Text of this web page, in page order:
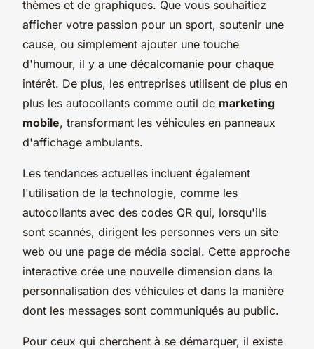
thèmes et de graphiques. Que vous souhaitiez
afficher votre passion pour un sport, soutenir une
cause, ou simplement ajouter une touche
d'humour, il y a une décalcomanie pour chaque
intérêt. De plus, les entreprises utilisent de plus en
plus les autocollants comme outil de marketing
mobile, transformant les véhicules en panneaux
d'affichage ambulants.
Les tendances actuelles incluent également
l'utilisation de la technologie, comme les
autocollants avec des codes QR qui, lorsqu'ils
sont scannés, dirigent les personnes vers un site
web ou une page de média social. Cette approche
interactive crée une nouvelle dimension dans la
personnalisation des véhicules et dans la manière
dont les messages sont communiqués au public.
Pour ceux qui cherchent à se démarquer, il existe